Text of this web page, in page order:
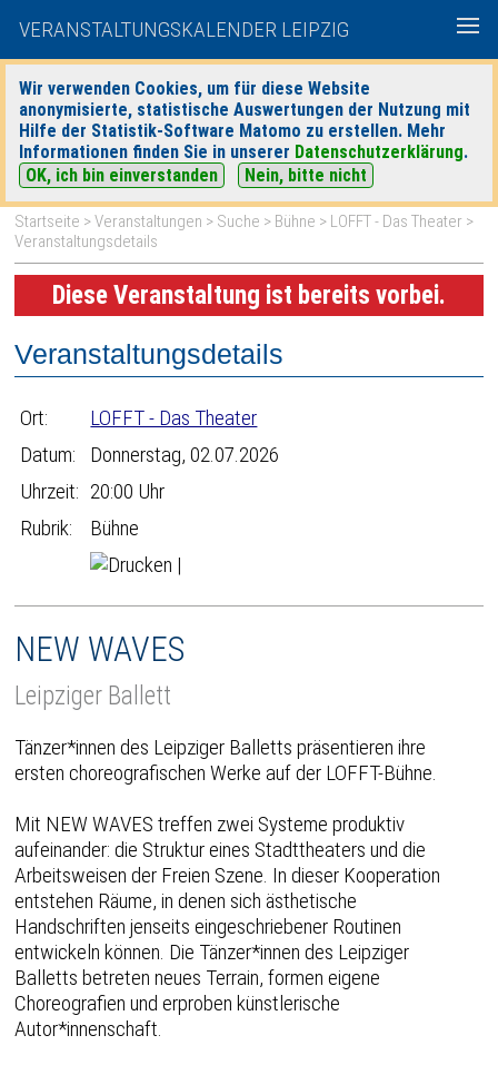
VERANSTALTUNGSKALENDER LEIPZIG
Wir verwenden Cookies, um für diese Website
anonymisierte, statistische Auswertungen der Nutzung mit
Hilfe der Statistik-Software Matomo zu erstellen. Mehr
Informationen finden Sie in unserer Datenschutzerklärung.
OK, ich bin einverstanden
Nein, bitte nicht
heute|morgen| Detaillierte Suche
Startseite >Veranstaltungen > Suche > Bühne > LOFFT - Das Theater >
Veranstaltungsdetails
Diese Veranstaltung ist bereits vorbei.
Veranstaltungsdetails
Ort:
LOFFT - Das Theater
Datum:
Donnerstag, 02.07.2026
Uhrzeit: 20:00 Uhr
Rubrik:
Bühne
|
NEW WAVES
Leipziger Ballett
Tänzer*innen des Leipziger Balletts präsentieren ihre
ersten choreografischen Werke auf der LOFFT-Bühne.
Mit NEW WAVES treffen zwei Systeme produktiv
aufeinander: die Struktur eines Stadttheaters und die
Arbeitsweisen der Freien Szene. In dieser Kooperation
entstehen Räume, in denen sich ästhetische
Handschriften jenseits eingeschriebener Routinen
entwickeln können. Die Tänzer*innen des Leipziger
Balletts betreten neues Terrain, formen eigene
Choreografien und erproben künstlerische
Autor*innenschaft.